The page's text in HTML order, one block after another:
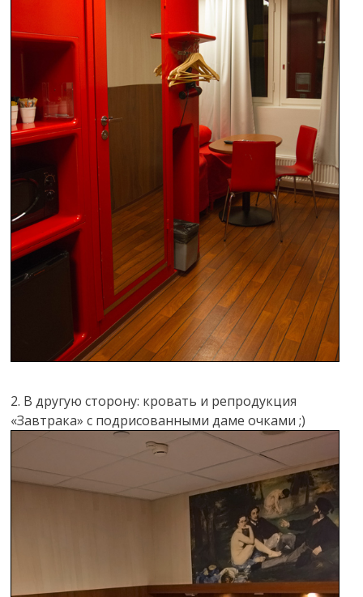
2. В другую сторону: кровать и репродукция
«Завтрака» с подрисованными даме очками ;)